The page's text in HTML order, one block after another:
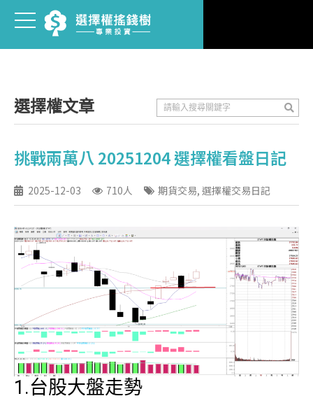
選擇權文章
挑戰兩萬八 20251204 選擇權看盤日記
2025-12-03 710人 期貨交易, 選擇權交易日記
1.台股大盤走勢